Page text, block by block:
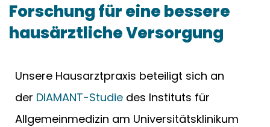
Forschung für eine bessere
hausärztliche Versorgung
Unsere Hausarztpraxis beteiligt sich an
der DIAMANT-Studie des Instituts für
Allgemeinmedizin am Universitätsklinikum